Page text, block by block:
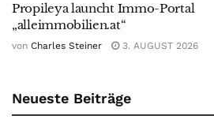
Propileya launcht Immo-Portal
„alleimmobilien.at“
von Charles Steiner 3. AUGUST 2026
Neueste Beiträge